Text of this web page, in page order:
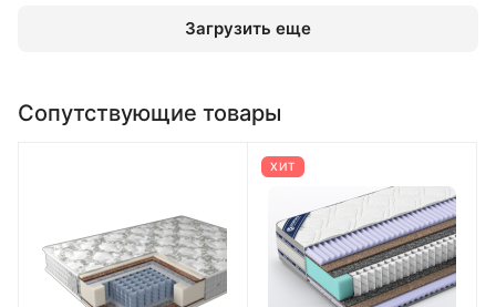
Загрузить еще
Сопутствующие товары
ХИТ